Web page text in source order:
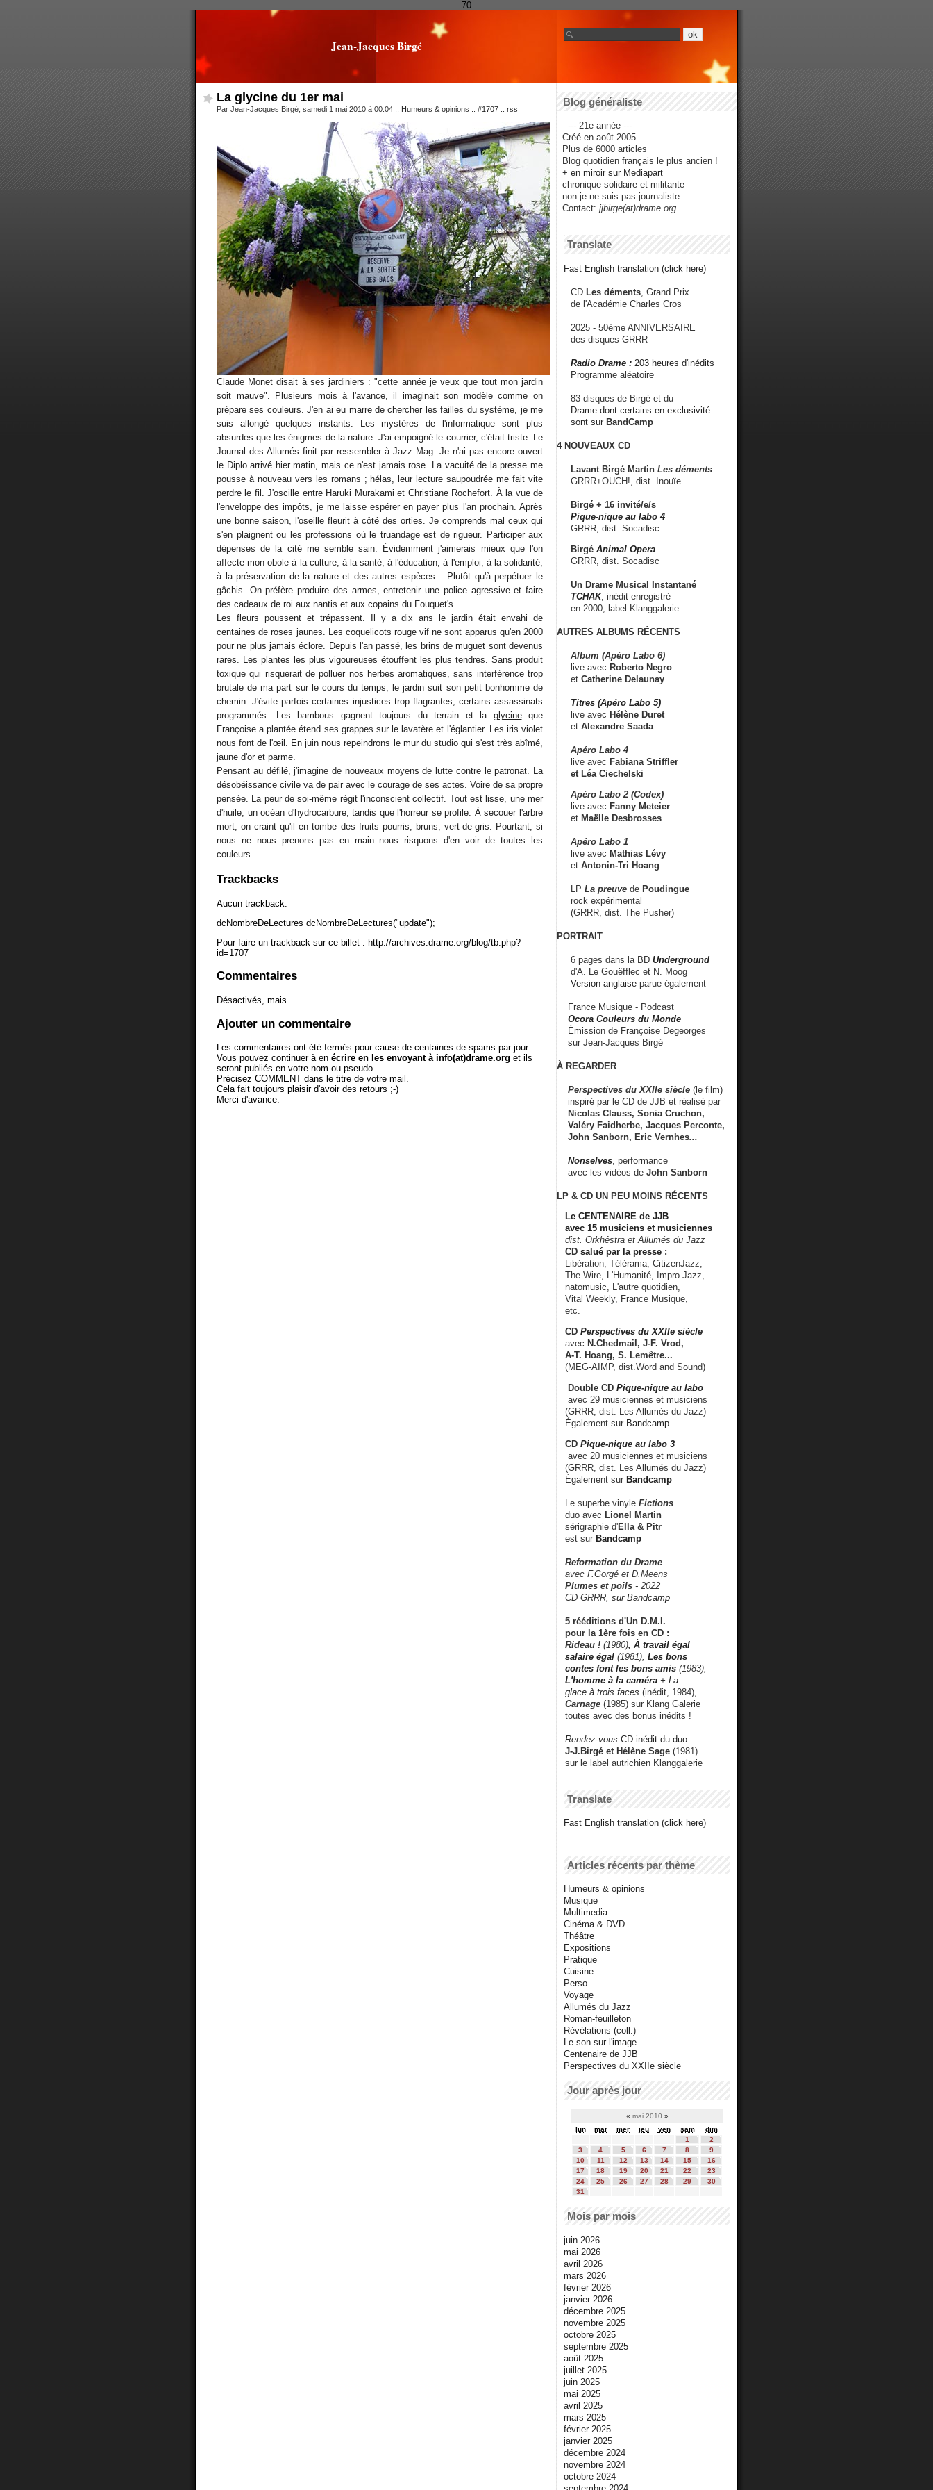
70
Jean-Jacques Birgé
La glycine du 1er mai
Par Jean-Jacques Birgé, samedi 1 mai 2010 à 00:04 :: Humeurs & opinions :: #1707 :: rss
Claude Monet disait à ses jardiniers : "cette année je veux que tout mon jardin
soit mauve". Plusieurs mois à l'avance, il imaginait son modèle comme on
prépare ses couleurs. J'en ai eu marre de chercher les failles du système, je me
suis allongé quelques instants. Les mystères de l'informatique sont plus
absurdes que les énigmes de la nature. J'ai empoigné le courrier, c'était triste. Le
Journal des Allumés finit par ressembler à Jazz Mag. Je n'ai pas encore ouvert
le Diplo arrivé hier matin, mais ce n'est jamais rose. La vacuité de la presse me
pousse à nouveau vers les romans ; hélas, leur lecture saupoudrée me fait vite
perdre le fil. J'oscille entre Haruki Murakami et Christiane Rochefort. À la vue de
l'enveloppe des impôts, je me laisse espérer en payer plus l'an prochain. Après
une bonne saison, l'oseille fleurit à côté des orties. Je comprends mal ceux qui
s'en plaignent ou les professions où le truandage est de rigueur. Participer aux
dépenses de la cité me semble sain. Évidemment j'aimerais mieux que l'on
affecte mon obole à la culture, à la santé, à l'éducation, à l'emploi, à la solidarité,
à la préservation de la nature et des autres espèces... Plutôt qu'à perpétuer le
gâchis. On préfère produire des armes, entretenir une police agressive et faire
des cadeaux de roi aux nantis et aux copains du Fouquet's.
Les fleurs poussent et trépassent. Il y a dix ans le jardin était envahi de
centaines de roses jaunes. Les coquelicots rouge vif ne sont apparus qu'en 2000
pour ne plus jamais éclore. Depuis l'an passé, les brins de muguet sont devenus
rares. Les plantes les plus vigoureuses étouffent les plus tendres. Sans produit
toxique qui risquerait de polluer nos herbes aromatiques, sans interférence trop
brutale de ma part sur le cours du temps, le jardin suit son petit bonhomme de
chemin. J'évite parfois certaines injustices trop flagrantes, certains assassinats
programmés. Les bambous gagnent toujours du terrain et la glycineque
Françoise a plantée étend ses grappes sur le lavatère et l'églantier. Les iris violet
nous font de l'œil. En juin nous repeindrons le mur du studio qui s'est très abîmé,
jaune d'or et parme.
Pensant au défilé, j'imagine de nouveaux moyens de lutte contre le patronat. La
désobéissance civile va de pair avec le courage de ses actes. Voire de sa propre
pensée. La peur de soi-même régit l'inconscient collectif. Tout est lisse, une mer
d'huile, un océan d'hydrocarbure, tandis que l'horreur se profile. À secouer l'arbre
mort, on craint qu'il en tombe des fruits pourris, bruns, vert-de-gris. Pourtant, si
nous ne nous prenons pas en main nous risquons d'en voir de toutes les
couleurs.
Trackbacks
Aucun trackback.
dcNombreDeLectures dcNombreDeLectures("update");
Pour faire un trackback sur ce billet : http://archives.drame.org/blog/tb.php?
id=1707
Commentaires
Désactivés, mais...
Ajouter un commentaire
Les commentaires ont été fermés pour cause de centaines de spams par jour.
Vous pouvez continuer à en écrire en les envoyant à info(at)drame.org et ils
seront publiés en votre nom ou pseudo.
Précisez COMMENT dans le titre de votre mail.
Cela fait toujours plaisir d'avoir des retours ;-)
Merci d'avance.
Blog généraliste
--- 21e année ---
Créé en août 2005
Plus de 6000 articles
Blog quotidien français le plus ancien !
+ en miroir sur Mediapart
chronique solidaire et militante
non je ne suis pas journaliste
Contact: jjbirge(at)drame.org
Translate
Fast English translation (click here)
CD Les déments , Grand Prix
de l'Académie Charles Cros
2025 - 50ème ANNIVERSAIRE
des disques GRRR
Radio Drame : 203 heures d'inédits
Programme aléatoire
83 disques de Birgé et du
Drame dont certains en exclusivité
sont sur BandCamp
4 NOUVEAUX CD
Lavant Birgé Martin Les déments
GRRR+OUCH!, dist. Inouïe
Birgé + 16 invité/e/s
Pique-nique au labo 4
GRRR, dist. Socadisc
Birgé Animal Opera
GRRR, dist. Socadisc
Un Drame Musical Instantané
TCHAK, inédit enregistré
en 2000, label Klanggalerie
AUTRES ALBUMS RÉCENTS
Album (Apéro Labo 6)
live avec Roberto Negro
et Catherine Delaunay
Titres (Apéro Labo 5)
live avec Hélène Duret
et Alexandre Saada
Apéro Labo 4
live avec Fabiana Striffler
et Léa Ciechelski
Apéro Labo 2 (Codex)
live avec Fanny Meteier
et Maëlle Desbrosses
Apéro Labo 1
live avec Mathias Lévy
et Antonin-Tri Hoang
LP La preuve de Poudingue
rock expérimental
(GRRR, dist. The Pusher)
PORTRAIT
6 pages dans la BD Underground
d'A. Le Gouëfflec et N. Moog
Version anglaise parue également
France Musique - Podcast
Ocora Couleurs du Monde
Émission de Françoise Degeorges
sur Jean-Jacques Birgé
À REGARDER
Perspectives du XXIIe siècle (le film)
inspiré par le CD de JJB et réalisé par
Nicolas Clauss, Sonia Cruchon,
Valéry Faidherbe, Jacques Perconte,
John Sanborn, Eric Vernhes...
Nonselves , performance
avec les vidéos de John Sanborn
LP & CD UN PEU MOINS RÉCENTS
Le CENTENAIRE de JJB
avec 15 musiciens et musiciennes
dist. Orkhêstra et Allumés du Jazz
CD salué par la presse :
Libération, Télérama, CitizenJazz,
The Wire, L'Humanité, Impro Jazz,
natomusic, L'autre quotidien,
Vital Weekly, France Musique,
etc.
CD Perspectives du XXIIe siècle
avec N.Chedmail, J-F. Vrod,
A-T. Hoang, S. Lemêtre...
(MEG-AIMP, dist.Word and Sound)
Double CD Pique-nique au labo
avec 29 musiciennes et musiciens
(GRRR, dist. Les Allumés du Jazz)
Également sur Bandcamp
CD Pique-nique au labo 3
avec 20 musiciennes et musiciens
(GRRR, dist. Les Allumés du Jazz)
Également sur Bandcamp
Le superbe vinyle Fictions
duo avec Lionel Martin
sérigraphie d'Ella & Pitr
est sur Bandcamp
Reformation du Drame
avec F.Gorgé et D.Meens
Plumes et poils - 2022
CD GRRR, sur Bandcamp
5 rééditions d'Un D.M.I.
pour la 1ère fois en CD :
Rideau ! (1980), À travail égal
salaire égal (1981), Les bons
contes font les bons amis (1983),
L'homme à la caméra + La
glace à trois faces (inédit, 1984),
Carnage (1985) sur Klang Galerie
toutes avec des bonus inédits !
Rendez-vous CD inédit du duo
J-J.Birgé et Hélène Sage (1981)
sur le label autrichien Klanggalerie
Translate
Fast English translation (click here)
Articles récents par thème
Humeurs & opinions
Musique
Multimedia
Cinéma & DVD
Théâtre
Expositions
Pratique
Cuisine
Perso
Voyage
Allumés du Jazz
Roman-feuilleton
Révélations (coll.)
Le son sur l'image
Centenaire de JJB
Perspectives du XXIIe siècle
Jour après jour
« mai 2010 »
lun
mar mer jeu ven sam
dim
1
2
3
4 5 6 7 8
9
10
11 12 13 14 15
16
17
18 19 20 21 22
23
24
25 26 27 28 29
30
31
Mois par mois
juin 2026
mai 2026
avril 2026
mars 2026
février 2026
janvier 2026
décembre 2025
novembre 2025
octobre 2025
septembre 2025
août 2025
juillet 2025
juin 2025
mai 2025
avril 2025
mars 2025
février 2025
janvier 2025
décembre 2024
novembre 2024
octobre 2024